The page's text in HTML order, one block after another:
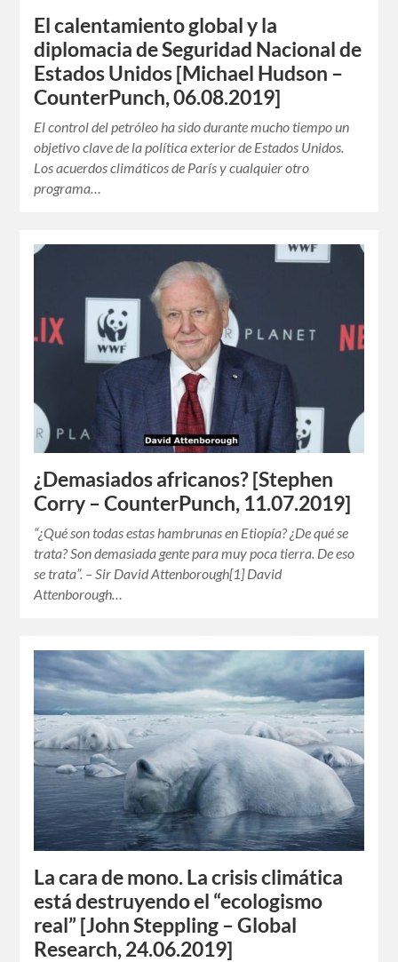
El calentamiento global y la
diplomacia de Seguridad Nacional de
Estados Unidos [Michael Hudson –
CounterPunch, 06.08.2019]
El control del petróleo ha sido durante mucho tiempo un
objetivo clave de la política exterior de Estados Unidos.
Los acuerdos climáticos de París y cualquier otro
programa…
¿Demasiados africanos? [Stephen
Corry – CounterPunch, 11.07.2019]
“¿Qué son todas estas hambrunas en Etiopía? ¿De qué se
trata? Son demasiada gente para muy poca tierra. De eso
se trata”. – Sir David Attenborough[1] David
Attenborough…
La cara de mono. La crisis climática
está destruyendo el “ecologismo
real” [John Steppling – Global
Research, 24.06.2019]